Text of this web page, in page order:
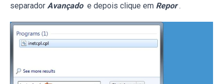
separador Avançado e depois clique em Repor .